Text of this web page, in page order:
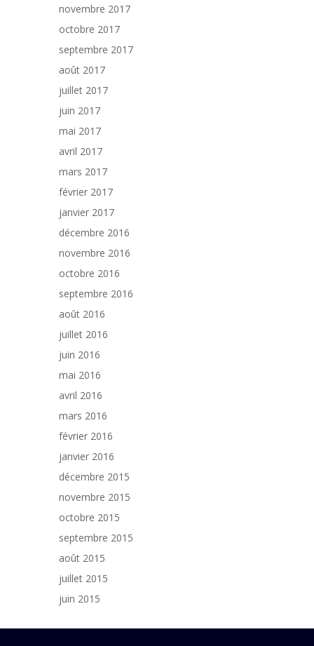
novembre 2017
octobre 2017
septembre 2017
août 2017
juillet 2017
juin 2017
mai 2017
avril 2017
mars 2017
février 2017
janvier 2017
décembre 2016
novembre 2016
octobre 2016
septembre 2016
août 2016
juillet 2016
juin 2016
mai 2016
avril 2016
mars 2016
février 2016
janvier 2016
décembre 2015
novembre 2015
octobre 2015
septembre 2015
août 2015
juillet 2015
juin 2015